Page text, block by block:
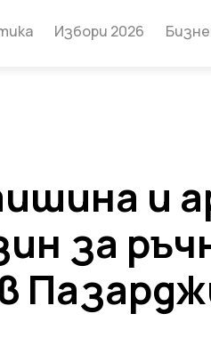
Избори 2026
и
за